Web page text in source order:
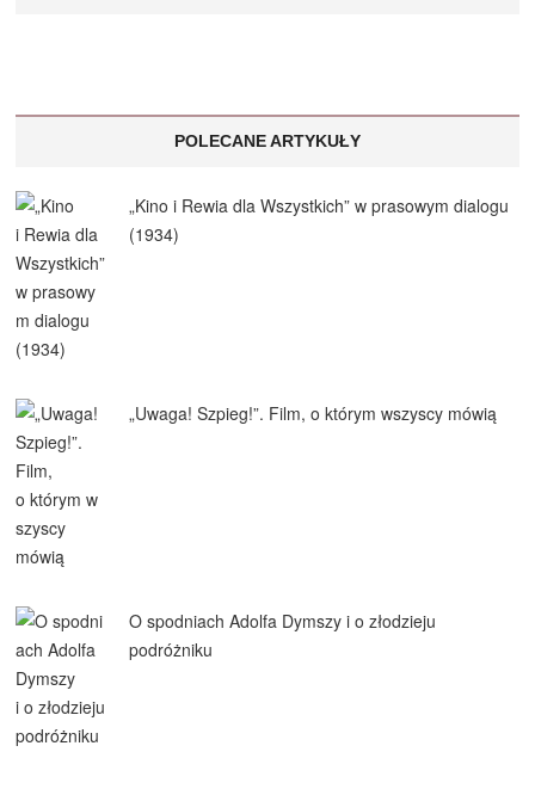
POLECANE ARTYKUŁY
„Kino i Rewia dla Wszystkich” w prasowym dialogu
(1934)
„Uwaga! Szpieg!”. Film, o którym wszyscy mówią
O spodniach Adolfa Dymszy i o złodzieju
podróżniku